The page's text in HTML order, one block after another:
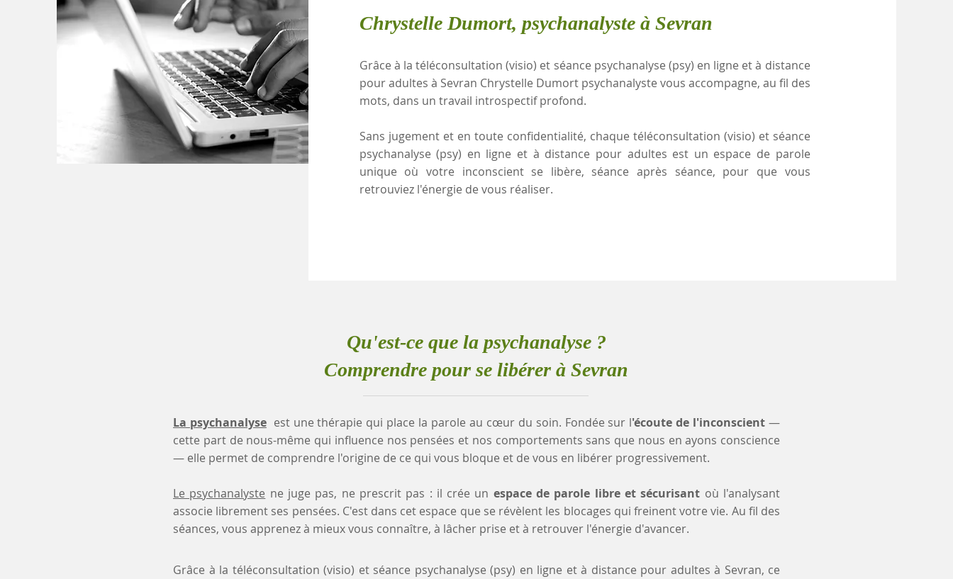
Chrystelle Dumort, psychanalyste à Sevran
Grâce à la téléconsultation (visio) et séance psychanalyse (psy) en ligne et à distance
pour adultes à Sevran Chrystelle Dumort psychanalyste vous accompagne, au fil des
mots, dans un travail introspectif profond.
Sans jugement et en toute confidentialité, chaque téléconsultation (visio) et séance
psychanalyse (psy) en ligne et à distance pour adultes est un espace de parole
unique où votre inconscient se libère, séance après séance, pour que vous
retrouviez l'énergie de vous réaliser.
Qu'est-ce que la psychanalyse ?
Comprendre pour se libérer à Sevran
La psychanalyse est une thérapie qui place la parole au cœur du soin. Fondée sur l'écoute de l'inconscient—
cette part de nous-même qui influence nos pensées et nos comportements sans que nous en ayons conscience
— elle permet de comprendre l'origine de ce qui vous bloque et de vous en libérer progressivement.
Le psychanalyste ne juge pas, ne prescrit pas : il crée un espace de parole libre et sécurisant où l'analysant
associe librement ses pensées. C'est dans cet espace que se révèlent les blocages qui freinent votre vie. Au fil des
séances, vous apprenez à mieux vous connaître, à lâcher prise et à retrouver l'énergie d'avancer.
Grâce à la téléconsultation (visio) et séance psychanalyse (psy) en ligne et à distance pour adultes à Sevran, ce